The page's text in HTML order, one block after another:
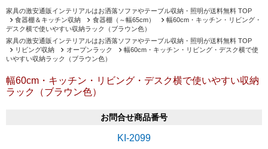
家具の激安通販インテリアルはお洒落ソファやテーブル収納・照明が送料無料 TOP
食器棚＆キッチン収納
食器棚（～幅65cm）
幅60cm・キッチン・リビング・
デスク横で使いやすい収納ラック（ブラウン色）
家具の激安通販インテリアルはお洒落ソファやテーブル収納・照明が送料無料 TOP
リビング収納
オープンラック
幅60cm・キッチン・リビング・デスク横で使
いやすい収納ラック（ブラウン色）
幅60cm・キッチン・リビング・デスク横で使いやすい収納
ラック（ブラウン色）
お問合せ商品番号
KI-2099